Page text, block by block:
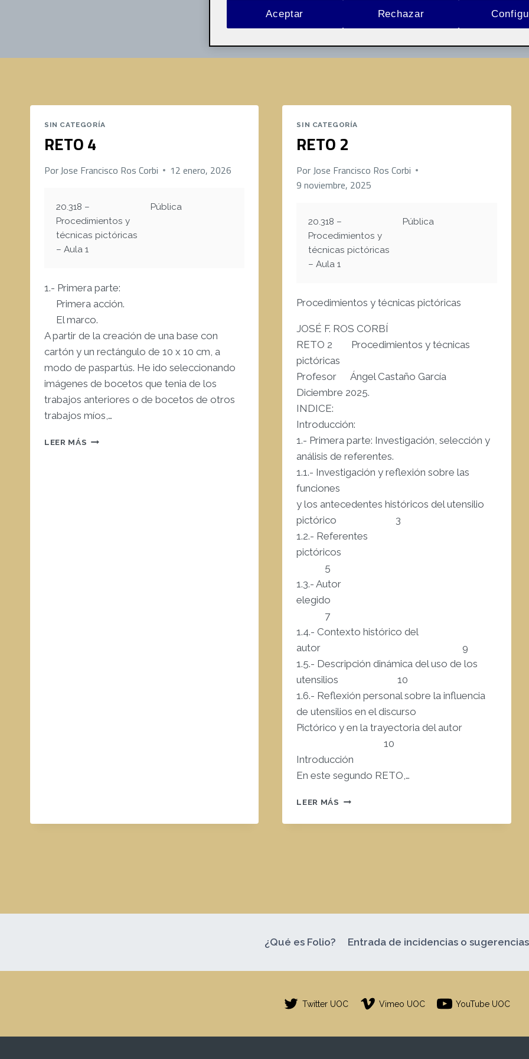
20.318 – Procedimientos y técnicas pictóricas – Aula 1
SIN CATEGORÍA
RETO 4
PorJose Francisco Ros Corbi 12 enero, 2026
20.318 –
Procedimientos y
técnicas pictóricas
– Aula 1
Pública
1.- Primera parte:
Primera acción.
El marco.
A partir de la creación de una base con
cartón y un rectángulo de 10 x 10 cm, a
modo de paspartús. He ido seleccionando
imágenes de bocetos que tenia de los
trabajos anteriores o de bocetos de otros
trabajos míos,…
LEER MÁS RETO
SIN CATEGORÍA
RETO 2
PorJose Francisco Ros Corbi
9 noviembre, 2025
20.318 –
Procedimientos y
técnicas pictóricas
– Aula 1
Pública
Procedimientos y técnicas pictóricas
JOSÉ F. ROS CORBÍ
RETO 2 Procedimientos y técnicas
pictóricas
Profesor Ángel Castaño García
Diciembre 2025.
INDICE:
Introducción:
1.- Primera parte: Investigación, selección y
análisis de referentes.
1.1.- Investigación y reflexión sobre las
funciones
y los antecedentes históricos del utensilio
pictórico 3
1.2.- Referentes
pictóricos
5
1.3.- Autor
elegido
7
1.4.- Contexto histórico del
autor 9
1.5.- Descripción dinámica del uso de los
utensilios 10
1.6.- Reflexión personal sobre la influencia
de utensilios en el discurso
Pictórico y en la trayectoria del autor
10
Introducción
En este segundo RETO,…
LEER MÁS RETO
¿Qué es Folio? Entrada de incidencias o sugerencias
Twitter UOC Vimeo UOC YouTube UOC
Rechazar
Aceptar